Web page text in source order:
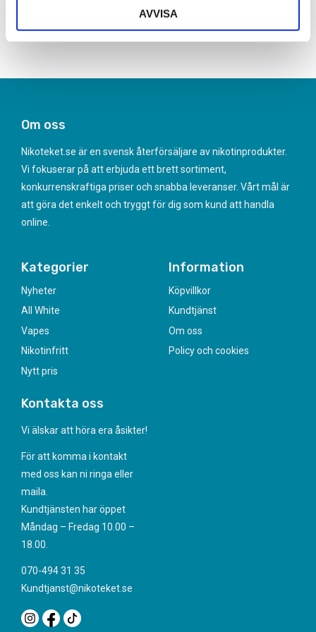
AVVISAFrågor? Kontakta oss här
Om oss
Nikoteket.se är en svensk återförsäljare av nikotinprodukter.
Vi fokuserar på att erbjuda ett brett sortiment,
konkurrenskraftiga priser och snabba leveranser. Vårt mål är
att göra det enkelt och tryggt för dig som kund att handla
online.
Kategorier
Nyheter
All White
Vapes
Nikotinfritt
Nytt pris
Information
Köpvillkor
Kundtjänst
Om oss
Policy och cookies
Kontakta oss
Vi älskar att höra era åsikter!
För att komma i kontakt
med oss kan ni ringa eller
maila.
Kundtjänsten har öppet
Måndag – Fredag 10.00 –
18.00.
070-494 31 35
Kundtjanst@nikoteket.se